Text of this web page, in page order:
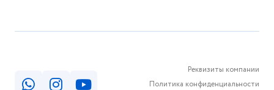
Реквизиты компании
Политика конфиденциальности